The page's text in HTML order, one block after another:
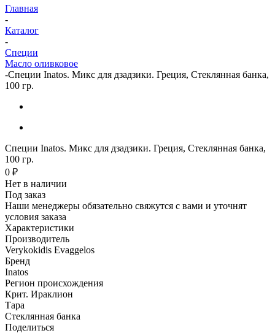
Главная
-
Каталог
-
Специи
Масло оливковое
-Специи Inatos. Микс для дзадзики. Греция, Стеклянная банка,
100 гр.
Специи Inatos. Микс для дзадзики. Греция, Стеклянная банка,
100 гр.
0 ₽
Нет в наличии
Под заказ
Наши менеджеры обязательно свяжутся с вами и уточнят
условия заказа
Характеристики
Производитель
Verykokidis Evaggelos
Бренд
Inatos
Регион происхождения
Крит. Ираклион
Тара
Стеклянная банка
Поделиться